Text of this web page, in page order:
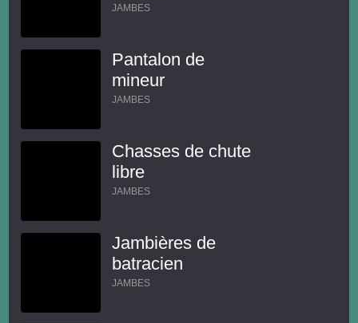
JAMBES
Pantalon de
mineur
JAMBES
Chasses de chute
libre
JAMBES
Jambières de
batracien
JAMBES